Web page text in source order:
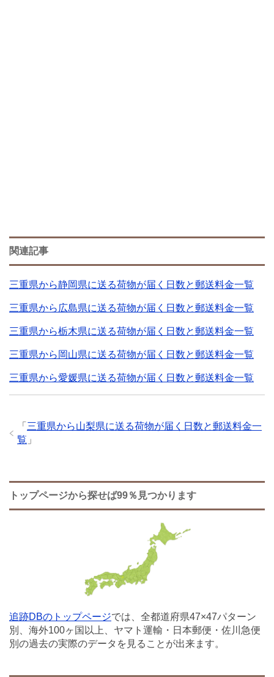
関連記事
三重県から静岡県に送る荷物が届く日数と郵送料金一覧
三重県から広島県に送る荷物が届く日数と郵送料金一覧
三重県から栃木県に送る荷物が届く日数と郵送料金一覧
三重県から岡山県に送る荷物が届く日数と郵送料金一覧
三重県から愛媛県に送る荷物が届く日数と郵送料金一覧
「 三重県から山梨県に送る荷物が届く日数と郵送料金一
覧 」
トップページから探せば99％見つかります
追跡DBのトップページでは、全都道府県47×47パターン
別、海外100ヶ国以上、ヤマト運輸・日本郵便・佐川急便
別の過去の実際のデータを見ることが出来ます。